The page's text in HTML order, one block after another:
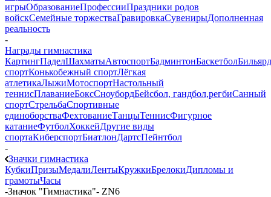
игрыОбразованиеПрофессииПраздники родов
войскСемейные торжестваГравировкаСувенирыДополненная
реальность
-
Награды гимнастика
КартингПаделШахматыАвтоспортБадминтонБаскетболБильярд
спортКонькобежный спортЛёгкая
атлетикаЛыжиМотоспортНастольный
теннисПлаваниеБоксСноубордБейсбол, гандбол,регбиСанный
спортСтрельбаСпортивные
единоборстваФехтованиеТанцыТеннисФигурное
катаниеФутболХоккейДругие виды
спортаКиберспортБиатлонДартсПейнтбол
-
Значки гимнастика
КубкиПризыМедалиЛентыКружкиБрелокиДипломы и
грамотыЧасы
-Значок "Гимнастика"- ZN6